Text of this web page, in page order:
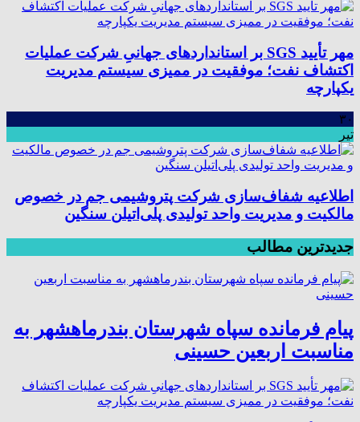
مهر تأیید SGS بر استانداردهای جهانیِ شرکت عملیات
اکتشاف نفت؛ موفقیت در ممیزی سیستم مدیریت
یکپارچه
۳۰
تیر
اطلاعیه شفاف‌سازی شرکت پتروشیمی جم در خصوص
مالکیت و مدیریت واحد تولیدی پلی‌اتیلن سنگین
جدیدترین مطالب
پیام فرمانده سپاه شهرستان بندرماهشهر به
مناسبت اربعین حسینی